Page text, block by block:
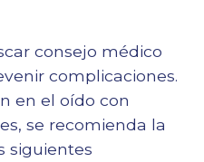
consejo médico
complicaciones.
en el oído con
se recomienda la
siguientes